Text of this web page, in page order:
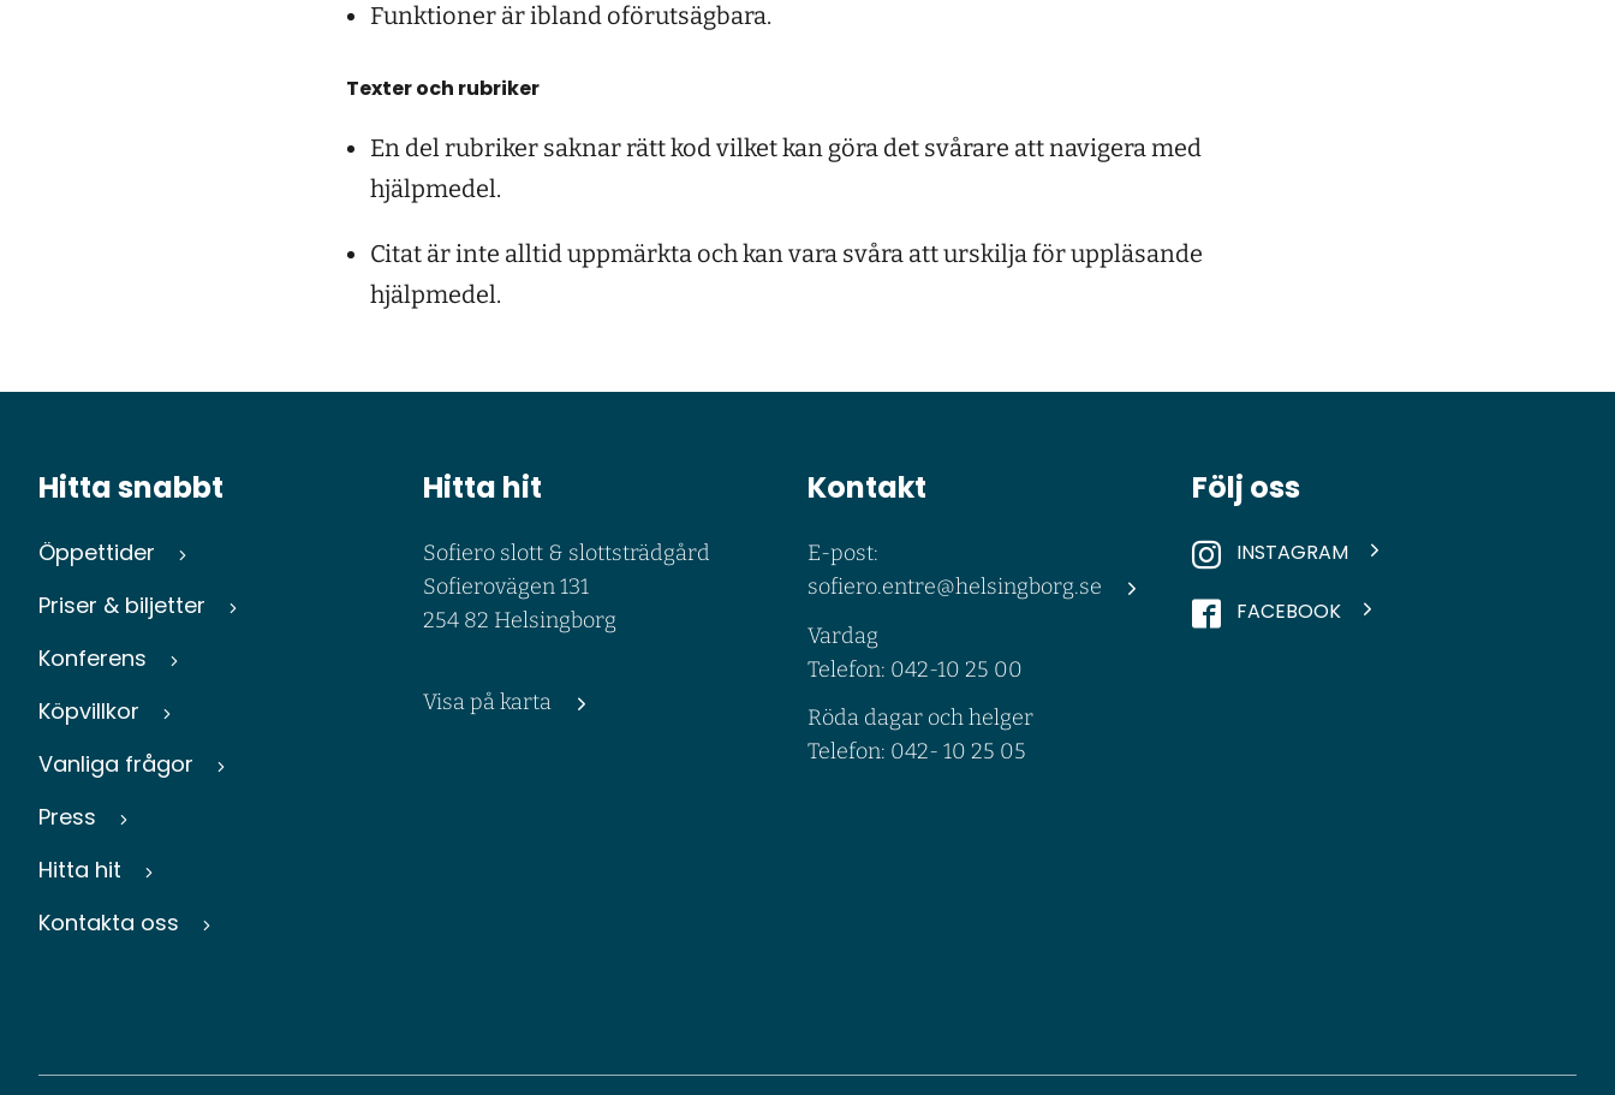
Funktioner är ibland oförutsägbara.
Texter och rubriker
En del rubriker saknar rätt kod vilket kan göra det svårare att navigera med
hjälpmedel.
Citat är inte alltid uppmärkta och kan vara svåra att urskilja för uppläsande
hjälpmedel.
Hitta snabbt
Öppettider
Priser & biljetter
Konferens
Köpvillkor
Vanliga frågor
Press
Hitta hit
Kontakta oss
Hitta hit
Sofiero slott & slottsträdgård
Sofierovägen 131
254 82 Helsingborg
Visa på karta
Kontakt
E-post:
sofiero.entre@helsingborg.se
Vardag
Telefon: 042-10 25 00
Röda dagar och helger
Telefon: 042- 10 25 05
Följ oss
INSTAGRAM
FACEBOOK